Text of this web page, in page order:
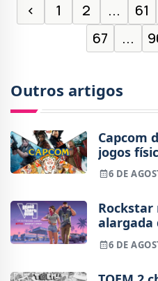
‹ 1 2 ... 61
67
...
Outros artigos
Capcom
jogos
6 DE
alargada
agosto
6 DE